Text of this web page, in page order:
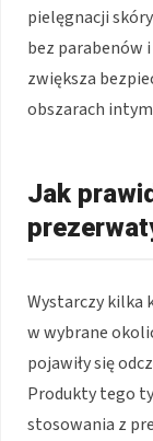
pielęgnacji
bez parabenów
zwiększa
obszarach
Jak
Wystarczy kilka
w wybrane
pojawiły się
Produkty tego
stosowania z